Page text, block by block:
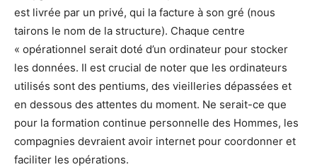
est livrée par un privé, qui la facture à son gré (nous
tairons le nom de la structure). Chaque centre
« opérationnel serait doté d’un ordinateur pour stocker
les données. Il est crucial de noter que les ordinateurs
utilisés sont des pentiums, des vieilleries dépassées et
en dessous des attentes du moment. Ne serait-ce que
pour la formation continue personnelle des Hommes, les
compagnies devraient avoir internet pour coordonner et
faciliter les opérations.